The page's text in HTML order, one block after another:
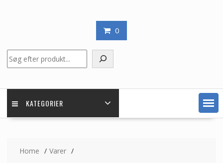
0
KATEGORIER
Home
Varer